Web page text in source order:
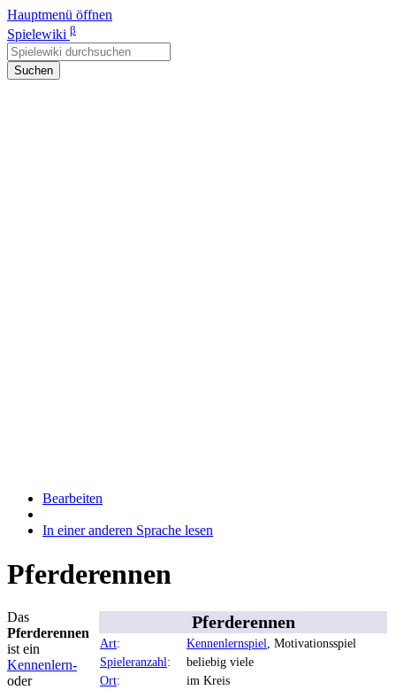
Hauptmenü öffnen
Spielewiki β
Suchen
Bearbeiten
In einer anderen Sprache lesen
Pferderennen
Pferderennen
Art: Kennenlernspiel, Motivationsspiel
Spieleranzahl:
beliebig viele
Ort:
im Kreis
Das
Pferderennen
ist ein
Kennenlern-
oder